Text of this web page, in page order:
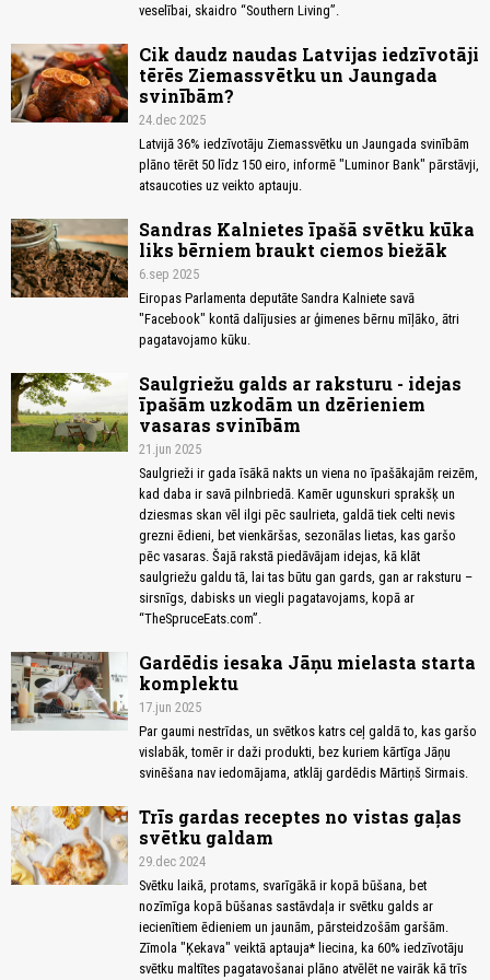
veselībai, skaidro “Southern Living”.
Cik daudz naudas Latvijas iedzīvotāji
tērēs Ziemassvētku un Jaungada
svinībām?
24.dec 2025
Latvijā 36% iedzīvotāju Ziemassvētku un Jaungada svinībām
plāno tērēt 50 līdz 150 eiro, informē "Luminor Bank" pārstāvji,
atsaucoties uz veikto aptauju.
Sandras Kalnietes īpašā svētku kūka
liks bērniem braukt ciemos biežāk
6.sep 2025
Eiropas Parlamenta deputāte Sandra Kalniete savā
"Facebook" kontā dalījusies ar ģimenes bērnu mīļāko, ātri
pagatavojamo kūku.
Saulgriežu galds ar raksturu - idejas
īpašām uzkodām un dzērieniem
vasaras svinībām
21.jun 2025
Saulgrieži ir gada īsākā nakts un viena no īpašākajām reizēm,
kad daba ir savā pilnbriedā. Kamēr ugunskuri sprakšķ un
dziesmas skan vēl ilgi pēc saulrieta, galdā tiek celti nevis
grezni ēdieni, bet vienkāršas, sezonālas lietas, kas garšo
pēc vasaras. Šajā rakstā piedāvājam idejas, kā klāt
saulgriežu galdu tā, lai tas būtu gan gards, gan ar raksturu –
sirsnīgs, dabisks un viegli pagatavojams, kopā ar
“TheSpruceEats.com”.
Gardēdis iesaka Jāņu mielasta starta
komplektu
17.jun 2025
Par gaumi nestrīdas, un svētkos katrs ceļ galdā to, kas garšo
vislabāk, tomēr ir daži produkti, bez kuriem kārtīga Jāņu
svinēšana nav iedomājama, atklāj gardēdis Mārtiņš Sirmais.
Trīs gardas receptes no vistas gaļas
svētku galdam
29.dec 2024
Svētku laikā, protams, svarīgākā ir kopā būšana, bet
nozīmīga kopā būšanas sastāvdaļa ir svētku galds ar
iecienītiem ēdieniem un jaunām, pārsteidzošām garšām.
Zīmola "Ķekava" veiktā aptauja* liecina, ka 60% iedzīvotāju
svētku maltītes pagatavošanai plāno atvēlēt ne vairāk kā trīs